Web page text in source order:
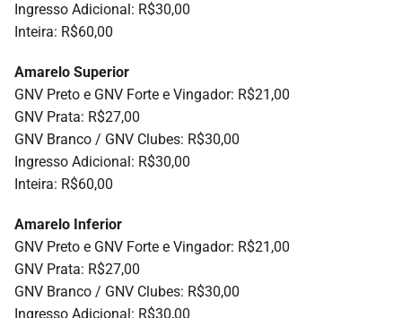
Ingresso Adicional: R$30,00
Inteira: R$60,00
Amarelo Superior
GNV Preto e GNV Forte e Vingador: R$21,00
GNV Prata: R$27,00
GNV Branco / GNV Clubes: R$30,00
Ingresso Adicional: R$30,00
Inteira: R$60,00
Amarelo Inferior
GNV Preto e GNV Forte e Vingador: R$21,00
GNV Prata: R$27,00
GNV Branco / GNV Clubes: R$30,00
Ingresso Adicional: R$30,00